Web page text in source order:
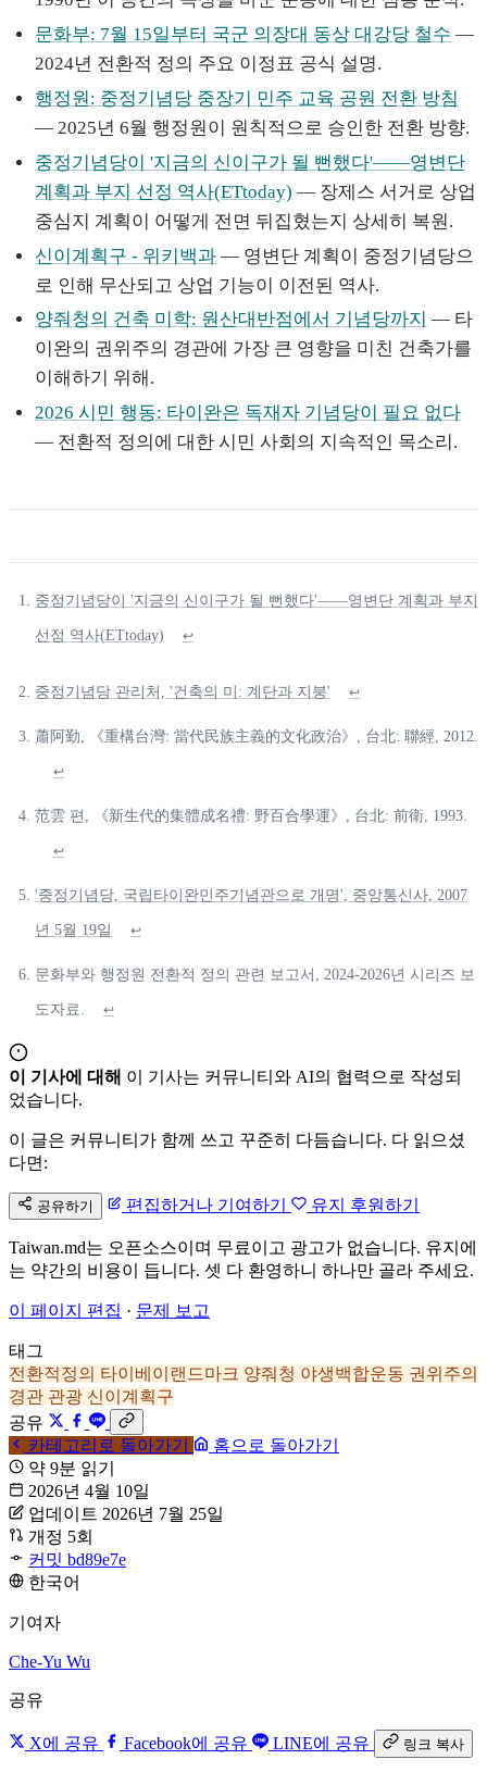
문화부: 7월 15일부터 국군 의장대 동상 대강당 철수 —
2024년 전환적 정의 주요 이정표 공식 설명.
행정원: 중정기념당 중장기 민주 교육 공원 전환 방침
— 2025년 6월 행정원이 원칙적으로 승인한 전환 방향.
중정기념당이 '지금의 신이구가 될 뻔했다'——영변단
계획과 부지 선정 역사(ETtoday) — 장제스 서거로 상업
중심지 계획이 어떻게 전면 뒤집혔는지 상세히 복원.
신이계획구 - 위키백과 — 영변단 계획이 중정기념당으
로 인해 무산되고 상업 기능이 이전된 역사.
양줘청의 건축 미학: 원산대반점에서 기념당까지 — 타
이완의 권위주의 경관에 가장 큰 영향을 미친 건축가를
이해하기 위해.
2026 시민 행동: 타이완은 독재자 기념당이 필요 없다
— 전환적 정의에 대한 시민 사회의 지속적인 목소리.
중정기념당이 '지금의 신이구가 될 뻔했다'——영변단 계획과 부지
선정 역사(ETtoday) ↩
중정기념당 관리처, '건축의 미: 계단과 지붕' ↩
蕭阿勤, 《重構台灣: 當代民族主義的文化政治》, 台北: 聯經, 2012.
↩
范雲 편, 《新生代的集體成名禮: 野百合學運》, 台北: 前衛, 1993.
↩
'중정기념당, 국립타이완민주기념관으로 개명', 중앙통신사, 2007
년 5월 19일 ↩
문화부와 행정원 전환적 정의 관련 보고서, 2024-2026년 시리즈 보
도자료. ↩
이 기사에 대해 이 기사는 커뮤니티와 AI의 협력으로 작성되
었습니다.
이 글은 커뮤니티가 함께 쓰고 꾸준히 다듬습니다. 다 읽으셨
다면:
공유하기 편집하거나 기여하기 유지 후원하기
Taiwan.md는 오픈소스이며 무료이고 광고가 없습니다. 유지에
는 약간의 비용이 듭니다. 셋 다 환영하니 하나만 골라 주세요.
이 페이지 편집 · 문제 보고
태그
전환적정의 타이베이랜드마크 양줘청 야생백합운동 권위주의
경관 관광 신이계획구
공유
카테고리로 돌아가기
홈으로 돌아가기
약 9분 읽기
2026년 4월 10일
업데이트 2026년 7월 25일
개정 5회
커밋 bd89e7e
한국어
기여자
Che-Yu Wu
공유
X에 공유 Facebook에 공유 LINE에 공유 링크 복사